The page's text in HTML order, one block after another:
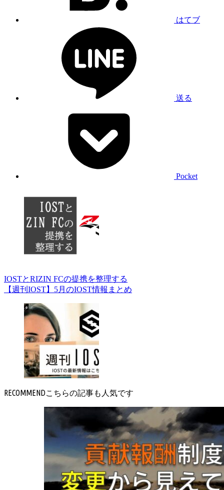
はてブ
送る
Pocket
IOSTとRIZIN FCの提携を整理する
【週刊IOST】5月のIOST情報まとめ
RECOMMEND